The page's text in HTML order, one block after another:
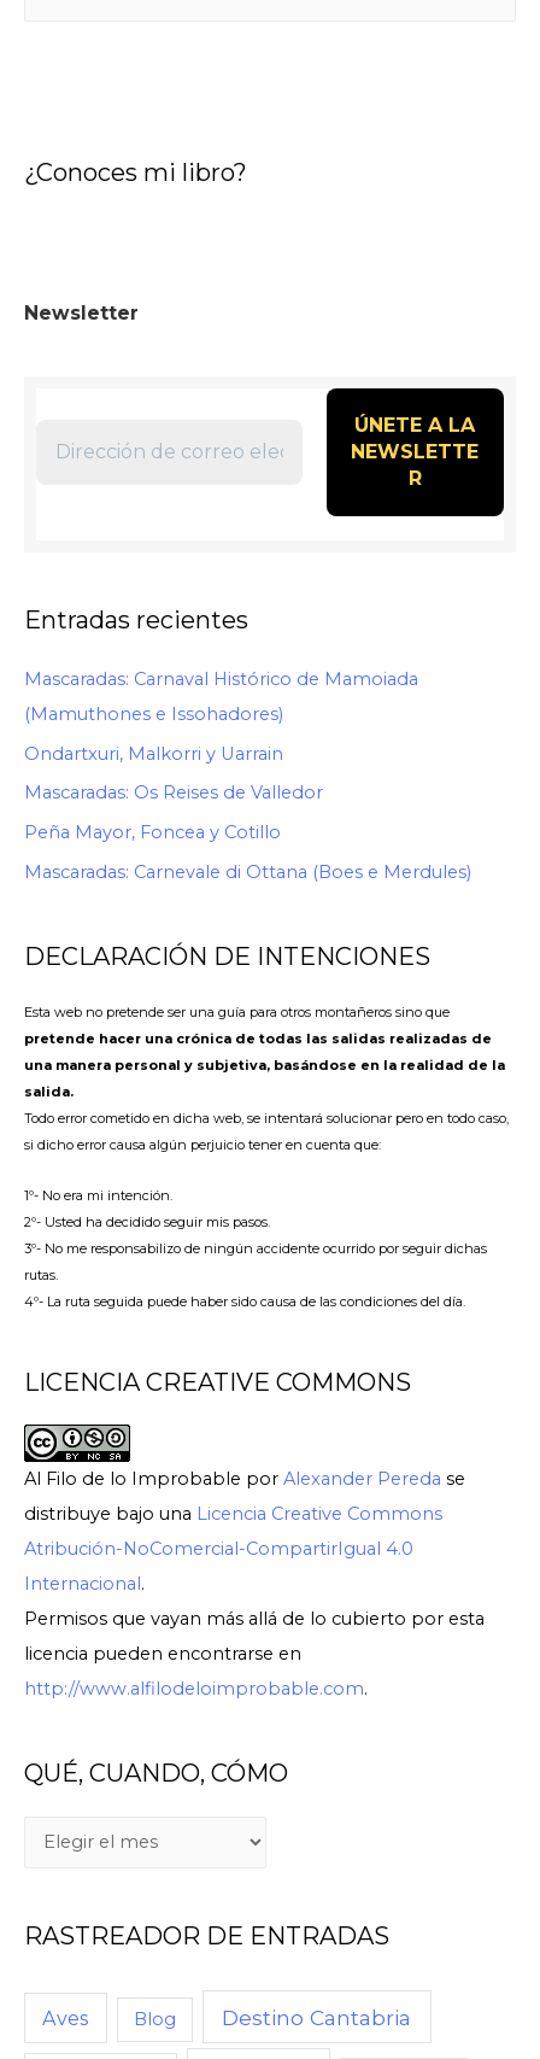
¿Conoces mi libro?
Newsletter
Entradas recientes
Mascaradas: Carnaval Histórico de Mamoiada
(Mamuthones e Issohadores)
Ondartxuri, Malkorri y Uarrain
Mascaradas: Os Reises de Valledor
Peña Mayor, Foncea y Cotillo
Mascaradas: Carnevale di Ottana (Boes e Merdules)
DECLARACIÓN DE INTENCIONES
Esta web no pretende ser una guía para otros montañeros sino que
pretende hacer una crónica de todas las salidas realizadas de
una manera personal y subjetiva, basándose en la realidad de la
salida.
Todo error cometido en dicha web, se intentará solucionar pero en todo caso,
si dicho error causa algún perjuicio tener en cuenta que:
1º- No era mi intención.
2º- Usted ha decidido seguir mis pasos.
3º- No me responsabilizo de ningún accidente ocurrido por seguir dichas
rutas.
4º- La ruta seguida puede haber sido causa de las condiciones del día.
LICENCIA CREATIVE COMMONS
Al Filo de lo Improbable por Alexander Pereda se
distribuye bajo una Licencia Creative Commons
Atribución-NoComercial-CompartirIgual 4.0
Internacional.
Permisos que vayan más allá de lo cubierto por esta
licencia pueden encontrarse en
http://www.alfilodeloimprobable.com.
QUÉ, CUANDO, CÓMO
RASTREADOR DE ENTRADAS
Aves Blog Destino Cantabria